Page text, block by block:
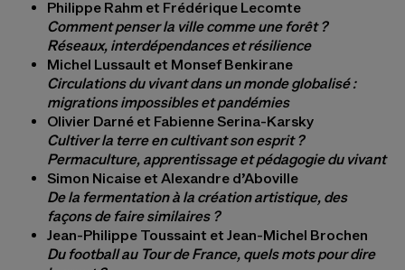
Philippe Rahm et Frédérique Lecomte
Comment penser la ville comme une forêt ?
Réseaux, interdépendances et résilience
Michel Lussault et Monsef Benkirane
Circulations du vivant dans un monde globalisé :
migrations impossibles et pandémies
Olivier Darné et Fabienne Serina-Karsky
Cultiver la terre en cultivant son esprit ?
Permaculture, apprentissage et pédagogie du vivant
Simon Nicaise et Alexandre d’Aboville
De la fermentation à la création artistique, des
façons de faire similaires ?
Jean-Philippe Toussaint et Jean-Michel Brochen
Du football au Tour de France, quels mots pour dire